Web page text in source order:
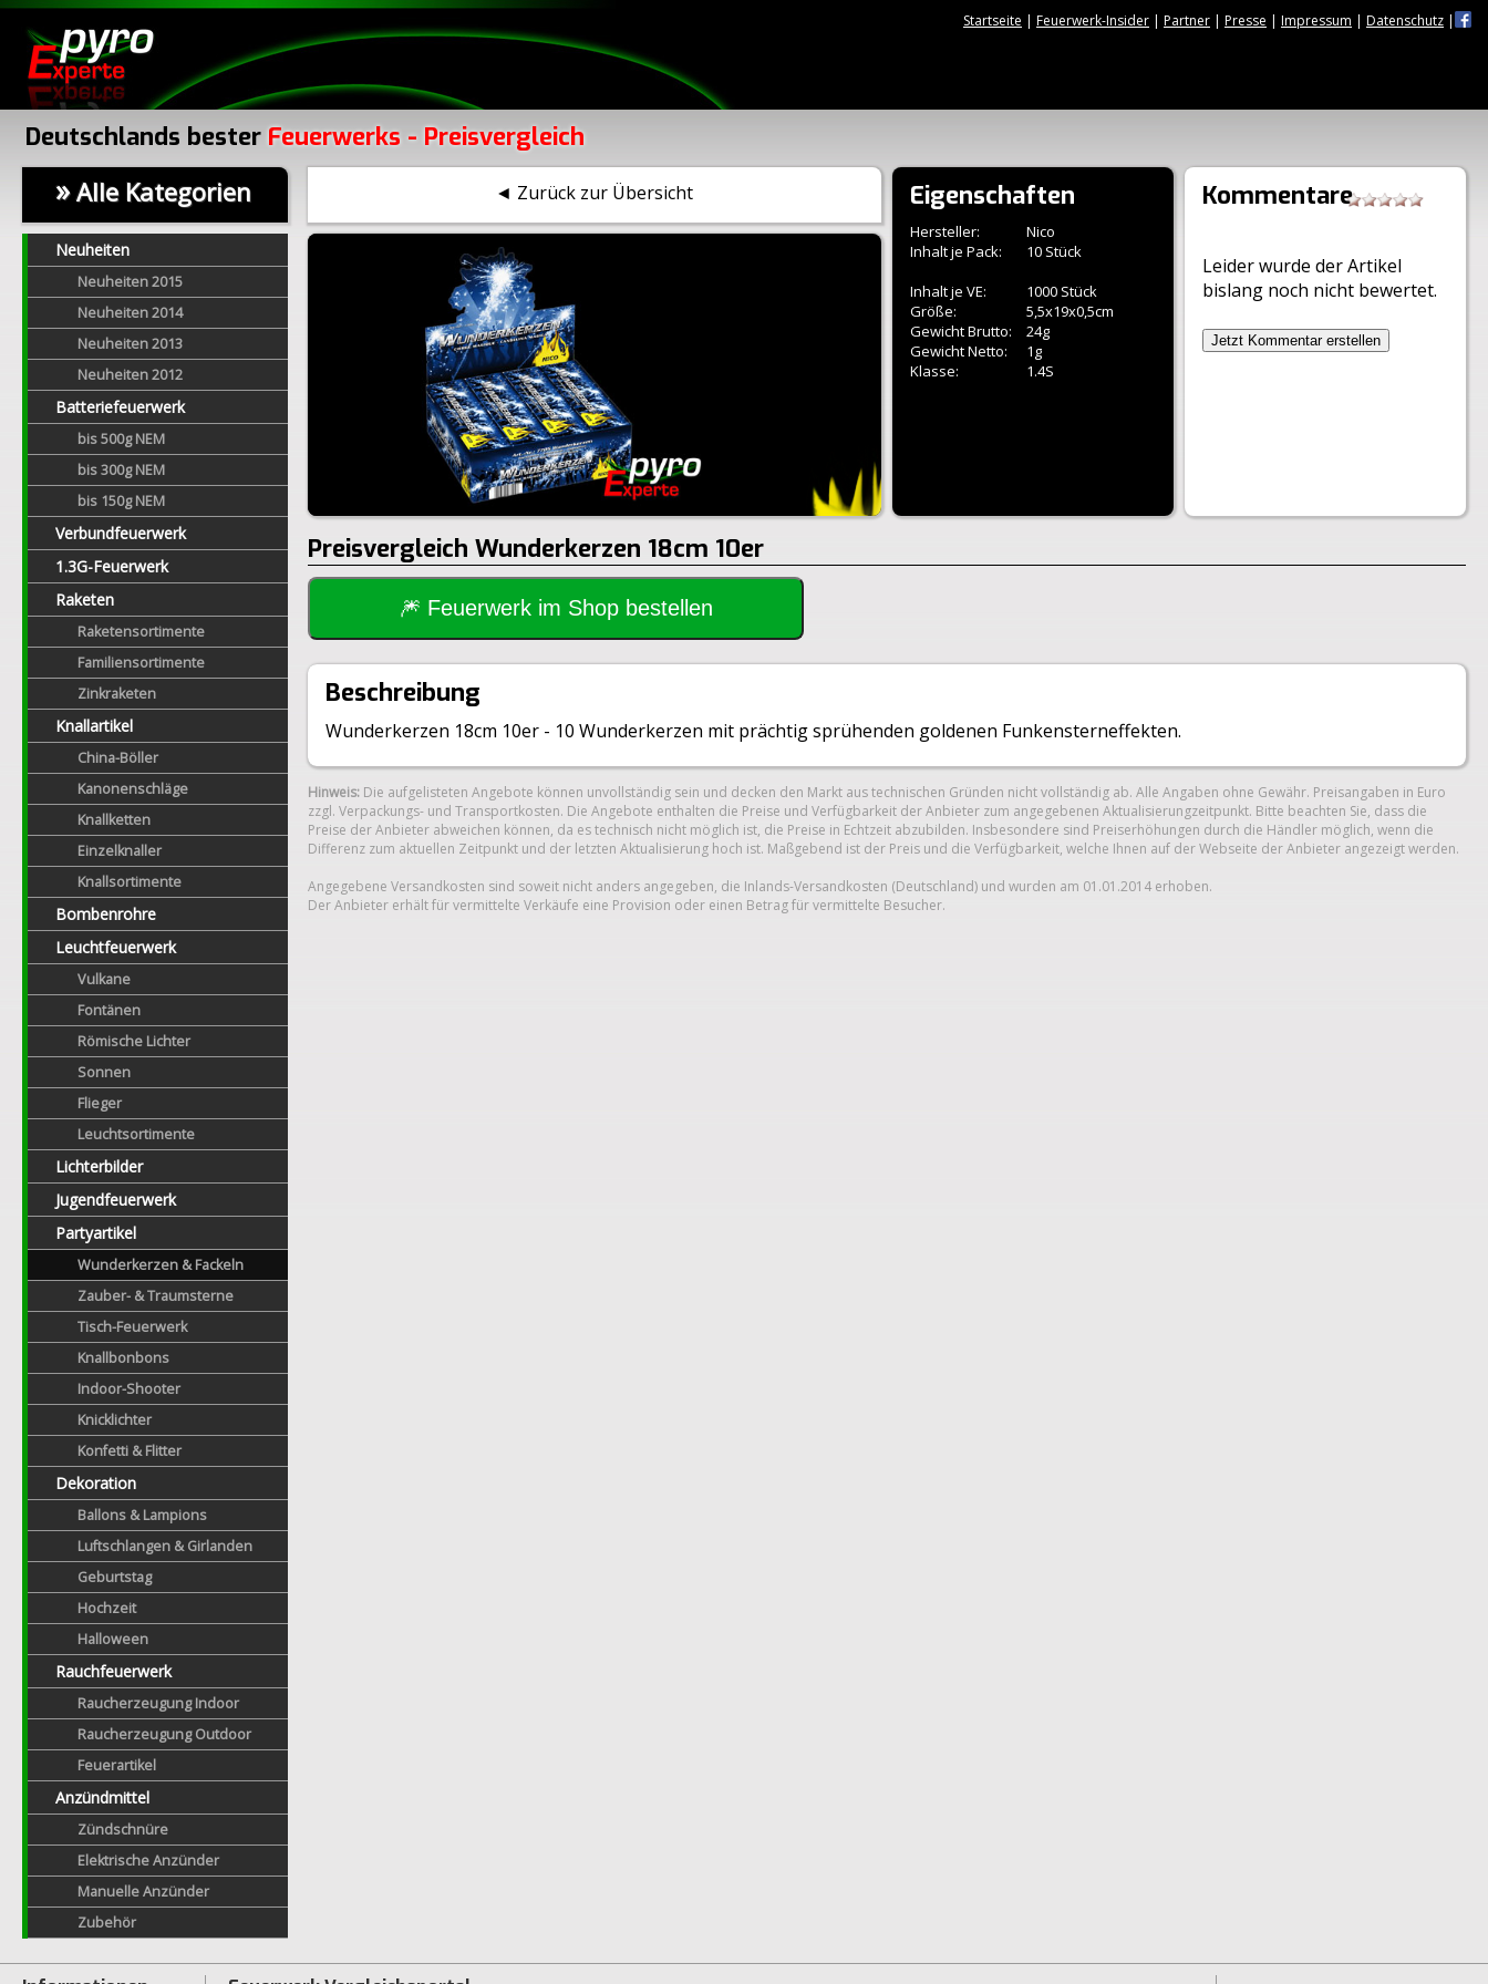
Startseite | Feuerwerk-Insider | Partner | Presse | Impressum | Datenschutz |
Deutschlands bester Feuerwerks - Preisvergleich
»Alle Kategorien
Neuheiten
Neuheiten 2015
Neuheiten 2014
Neuheiten 2013
Neuheiten 2012
Batteriefeuerwerk
bis 500g NEM
bis 300g NEM
bis 150g NEM
Verbundfeuerwerk
1.3G-Feuerwerk
Raketen
Raketensortimente
Familiensortimente
Zinkraketen
Knallartikel
China-Böller
Kanonenschläge
Knallketten
Einzelknaller
Knallsortimente
Bombenrohre
Leuchtfeuerwerk
Vulkane
Fontänen
Römische Lichter
Sonnen
Flieger
Leuchtsortimente
Lichterbilder
Jugendfeuerwerk
Partyartikel
Wunderkerzen & Fackeln
Zauber- & Traumsterne
Tisch-Feuerwerk
Knallbonbons
Indoor-Shooter
Knicklichter
Konfetti & Flitter
Dekoration
Ballons & Lampions
Luftschlangen & Girlanden
Geburtstag
Hochzeit
Halloween
Rauchfeuerwerk
Raucherzeugung Indoor
Raucherzeugung Outdoor
Feuerartikel
Anzündmittel
Zündschnüre
Elektrische Anzünder
Manuelle Anzünder
Zubehör
◄ Zurück zur Übersicht Eigenschaften
Hersteller:
Nico
Inhalt je Pack:
10 Stück
Inhalt je VE:
1000 Stück
Größe:
5,5x19x0,5cm
Gewicht Brutto:
24g
Gewicht Netto:
1g
Klasse:
1.4S
Kommentare
Leider wurde der Artikel
bislang noch nicht bewertet.
Jetzt Kommentar erstellen
Preisvergleich Wunderkerzen 18cm 10er
🎆 Feuerwerk im Shop bestellen
Beschreibung
Wunderkerzen 18cm 10er - 10 Wunderkerzen mit prächtig sprühenden goldenen Funkensterneffekten.
Hinweis: Die aufgelisteten Angebote können unvollständig sein und decken den Markt aus technischen Gründen nicht vollständig ab. Alle Angaben ohne Gewähr. Preisangaben in Euro
zzgl. Verpackungs- und Transportkosten. Die Angebote enthalten die Preise und Verfügbarkeit der Anbieter zum angegebenen Aktualisierungzeitpunkt. Bitte beachten Sie, dass die
Preise der Anbieter abweichen können, da es technisch nicht möglich ist, die Preise in Echtzeit abzubilden. Insbesondere sind Preiserhöhungen durch die Händler möglich, wenn die
Differenz zum aktuellen Zeitpunkt und der letzten Aktualisierung hoch ist. Maßgebend ist der Preis und die Verfügbarkeit, welche Ihnen auf der Webseite der Anbieter angezeigt werden.
Angegebene Versandkosten sind soweit nicht anders angegeben, die Inlands-Versandkosten (Deutschland) und wurden am 01.01.2014 erhoben.
Der Anbieter erhält für vermittelte Verkäufe eine Provision oder einen Betrag für vermittelte Besucher.